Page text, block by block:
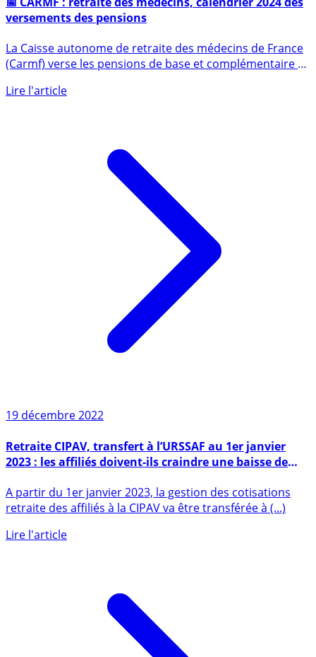
📅 CARMF : retraite des médecins, calendrier 2024 des
versements des pensions
La Caisse autonome de retraite des médecins de France
(Carmf) verse les pensions de base et complémentaire à
la fin (...)
Lire l'article
19 décembre 2022
Retraite CIPAV, transfert à l’URSSAF au 1er janvier
2023 : les affiliés doivent-ils craindre une baisse de
leur pension de retraite ?
A partir du 1er janvier 2023, la gestion des cotisations
retraite des affiliés à la CIPAV va être transférée à (...)
Lire l'article